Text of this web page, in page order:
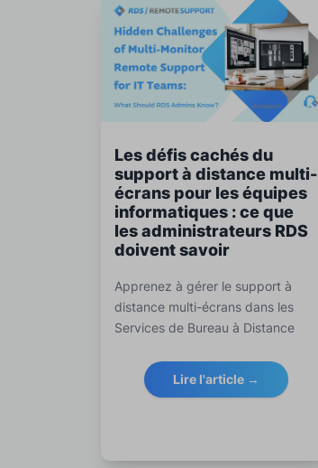
Les défis cachés du
support à distance multi-
écrans pour les équipes
informatiques : ce que
les administrateurs RDS
doivent savoir
Apprenez à gérer le support à
distance multi-écrans dans les
Services de Bureau à Distance
optimisez les performances et
soutenez efficacement des
Lire l'article →